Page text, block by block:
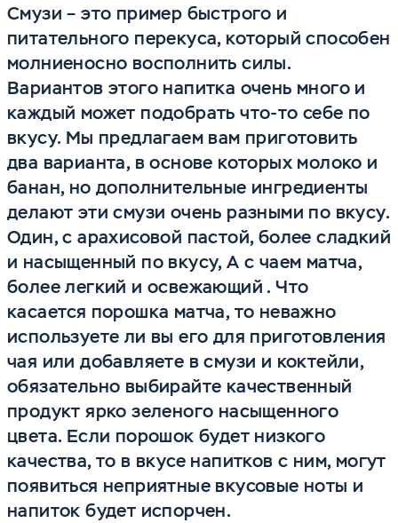
Смузи – это пример быстрого и
питательного перекуса, который способен
молниеносно восполнить силы.
Вариантов этого напитка очень много и
каждый может подобрать что-то себе по
вкусу. Мы предлагаем вам приготовить
два варианта, в основе которых молоко и
банан, но дополнительные ингредиенты
делают эти смузи очень разными по вкусу.
Один, с арахисовой пастой, более сладкий
и насыщенный по вкусу, А с чаем матча,
более легкий и освежающий . Что
касается порошка матча, то неважно
используете ли вы его для приготовления
чая или добавляете в смузи и коктейли,
обязательно выбирайте качественный
продукт ярко зеленого насыщенного
цвета. Если порошок будет низкого
качества, то в вкусе напитков с ним, могут
появиться неприятные вкусовые ноты и
напиток будет испорчен.